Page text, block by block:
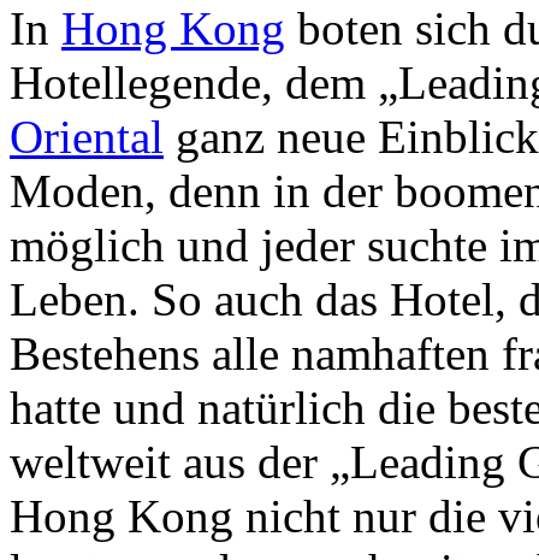
In Hong Kong boten sich
Hotellegende, dem
Oriental ganz neue
Moden, denn in der
möglich und jeder suchte
Leben. So auch das Hotel,
Bestehens alle namhaften
hatte und natürlich die
weltweit aus der „Leading
Hong Kong nicht nur die